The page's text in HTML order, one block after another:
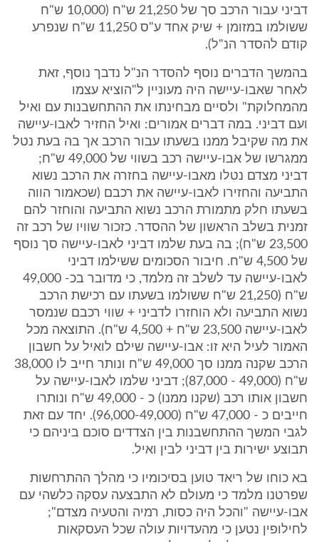
דביני עבור הרכב סך של 21,250 ש"ח (10,000 ש"ח
ששולמו במזומן + שיק אחד ע"ס 11,250 ש"ח שנפרע
קודם להסדר הנ"ל).
בהמשך הדברים נוסף להסדר הנ"ל נדבך נוסף, זאת
לאחר שאבו-עיישה היה מעוניין ל"הוציא עצמו
מהמחלוקת" ולסיים מבחינתו את ההתחשבנות עם ואיל
ועם דביני. במה דברים אמורים: ואיל החזיר לאבו-עיישה
את מה שקיבל ממנו בשעתו עבור הרכב אך בה בעת נטל
ממגרשו של אבו-עיישה רכב בשווי של 49,000 ש"ח;
דביני מצדם נטלו מאבו-עיישה בחזרה את הרכב נשוא
התביעה והחזירו לאבו-עיישה את רכבם (שכאמור הווה
בשעתו חלק מתמורת הרכב נשוא התביעה והוחזר להם
זמנית בשלב הראשון של ההסדר. כזכור שוויו של רכב זה
23,500 ש"ח); בה בעת שלמו דביני לאבו-עיישה סך נוסף
של 4,500 ש"ח. חיבור הסכומים ששילמו דביני
לאבו-עיישה עד לשלב זה מלמד, כי מדובר בכ- 49,000
ש"ח (21,250 ש"ח ששולמו בשעתו עם רכישת הרכב
נשוא התביעה ולא הוחזרו לדביני + שווי רכבם שנמסר
לאבו-עיישה 23,500 ש"ח + 4,500 ש"ח). התוצאה מכל
האמור לעיל היא זו: אבו-עיישה שילם לואיל על חשבון
הרכב שקנה ממנו סך 49,000 ש"ח ונותר חייב לו 38,000
ש"ח (49,000 - 87,000); דביני שלמו לאבו-עיישה על
חשבון אותו רכב (שקנו ממנו) כ - 49,000 ש"ח ונותרו
חייבים כ - 47,000 ש"ח (96,000-49,000). יחד עם זאת
לגבי המשך ההתחשבנות בין הצדדים סוכם ביניהם כי
תבוצע ישירות בין דביני לבין ואיל.
בא כוחו של ריאד טוען בסיכומיו כי מהלך ההתרחשות
שפרטנו מלמד כי מעולם לא התבצעה עסקה כלשהי עם
אבו-עיישה "והכל היה כסות, רמיה והטעיה מצדם";
לחילופין נטען כי מהעדויות עולה שכל העסקאות